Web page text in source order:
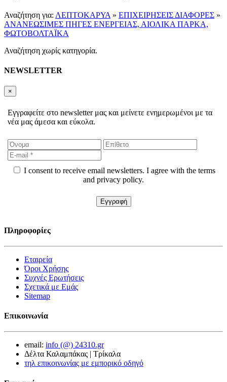
Αναζήτηση για: ΛΕΠΤΟΚΑΡΥΑ » ΕΠΙΧΕΙΡΗΣΕΙΣ ΔΙΑΦΟΡΕΣ »
ΑΝΑΝΕΩΣΙΜΕΣ ΠΗΓΕΣ ΕΝΕΡΓΕΙΑΣ, ΑΙΟΛΙΚΑ ΠΑΡΚΑ,
ΦΩΤΟΒΟΛΤΑΪΚΑ
Αναζήτηση χωρίς κατηγορία.
NEWSLETTER
×
Εγγραφείτε στο newsletter μας και μείνετε ενημερωμένοι με τα
νέα μας άμεσα και εύκολα.
I consent to receive email newsletters. I agree with the terms
and privacy policy.
Πληροφορίες
Εταιρεία
Όροι Χρήσης
Συχνές Ερωτήσεις
Σχετικά με Εμάς
Sitemap
Επικοινωνία
email: info (@) 24310.gr
Δέλτα Καλαμπάκας | Τρίκαλα
τηλ επικοινωνίας με εμπορικό οδηγό